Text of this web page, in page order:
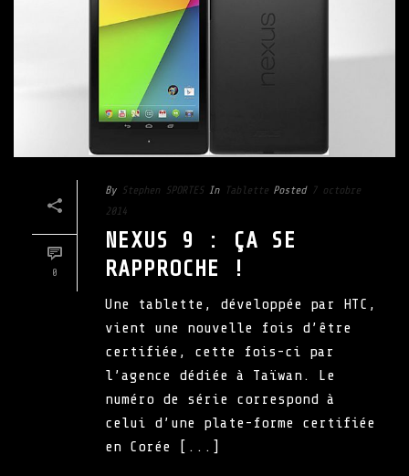
0
By Stephen SPORTES In Tablette Posted
7 octobre
2014
NEXUS 9 : ÇA SE
RAPPROCHE !
Une tablette, développée par HTC,
vient une nouvelle fois d’être
certifiée, cette fois-ci par
l’agence dédiée à Taïwan. Le
numéro de série correspond à
celui d’une plate-forme certifiée
en Corée [...]